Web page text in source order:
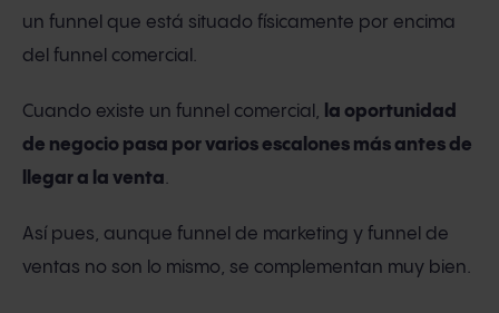
un funnel que está situado físicamente por encima
del funnel comercial.
Cuando existe un funnel comercial, la oportunidad
de negocio pasa por varios escalones más antes de
llegar a la venta.
Así pues, aunque funnel de marketing y funnel de
ventas no son lo mismo, se complementan muy bien.